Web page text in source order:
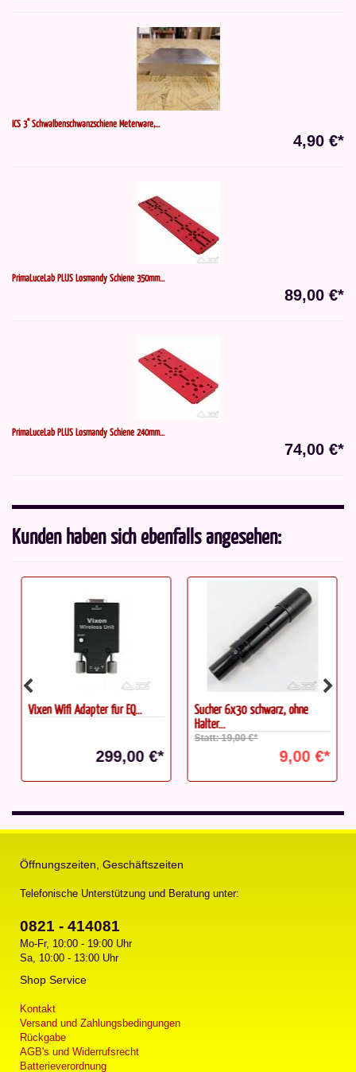
ICS 3" Schwalbenschwanzschiene Meterware,...
4,90 €*
PrimaLuceLab PLUS Losmandy Schiene 350mm...
89,00 €*
PrimaLuceLab PLUS Losmandy Schiene 240mm...
74,00 €*
Kunden haben sich ebenfalls angesehen:
Vixen Wifi Adapter für EQ...
299,00 €*
Sucher 6x30 schwarz, ohne
Halter...
Statt: 19,00 €*
9,00 €*
Öffnungszeiten, Geschäftszeiten
Telefonische Unterstützung und Beratung unter:
0821 - 414081
Mo-Fr, 10:00 - 19:00 Uhr
Sa, 10:00 - 13:00 Uhr
Shop Service
Kontakt
Versand und Zahlungsbedingungen
Rückgabe
AGB's und Widerrufsrecht
Batterieverordnung